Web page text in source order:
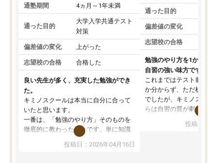
通塾期間 4ヵ月～1年未満
通った目的
大学入学共通テスト
対策
偏差値の変化 上がった
志望校の合格 合格した
良い先生が多く、充実した勉強ができ
た。
キミノスクールは本当に自分に合って
いたと思います。
一番は、「勉強のやり方」そのものを
徹底的に教わったことです。単に知識
を詰め込むのではなく、自学自習の習
慣が身につくよう並走してくれるの
投稿日：2026年04月16日
通った目的
偏差値の変化
志望校の合格
勉強のやり方を1から教
自習の強い味方です。
これまではテスト前に何
か分からず、ただ机に座
でしたが、キミノスクー
らは自習の質が劇的に変
を明確にしてくれるの
投稿日：